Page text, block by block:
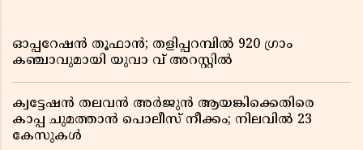
ഓപ്പറേഷൻ തൂഫാൻ; തളിപ്പറമ്പിൽ 920 ഗ്രാം
കഞ്ചാവുമായി യുവാ വ് അറസ്റ്റിൽ
ക്വട്ടേഷൻ തലവൻ അർജുൻ ആയങ്കിക്കെതിരെ
കാപ്പ ചുമത്താൻ പൊലീസ് നീക്കം; നിലവിൽ 23
കേസുകൾ